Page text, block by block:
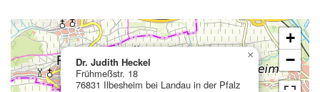
Dr. Judith Heckel
Frühmeßstr. 18
76831 Ilbesheim bei Landau in der Pfalz
×
+
−